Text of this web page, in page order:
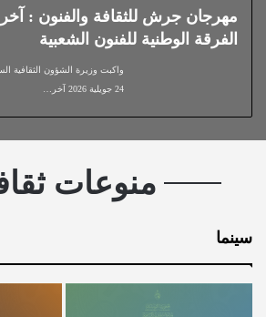
مهرجان جرش للثقافة والفنون :
الفرقة الوطنية للفنون الشعبية
واكبت وزيرة الشؤون الثقافية
24 جويلية 2026 آخر…
منوعات
سينما